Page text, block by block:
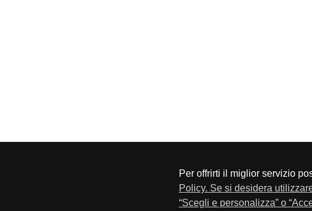
Per offrirti il miglior servizio
Policy. Se si desidera
“Scegli e personalizza” o
Via F.Lippi, 30 25134 Brescia P.Iva